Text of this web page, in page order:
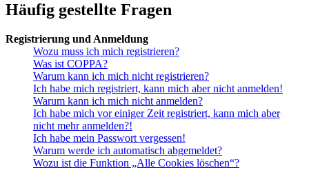
Häufig gestellte Fragen
Registrierung und Anmeldung
Wozu muss ich mich registrieren?
Was ist COPPA?
Warum kann ich mich nicht registrieren?
Ich habe mich registriert, kann mich aber nicht anmelden!
Warum kann ich mich nicht anmelden?
Ich habe mich vor einiger Zeit registriert, kann mich aber
nicht mehr anmelden?!
Ich habe mein Passwort vergessen!
Warum werde ich automatisch abgemeldet?
Wozu ist die Funktion „Alle Cookies löschen“?